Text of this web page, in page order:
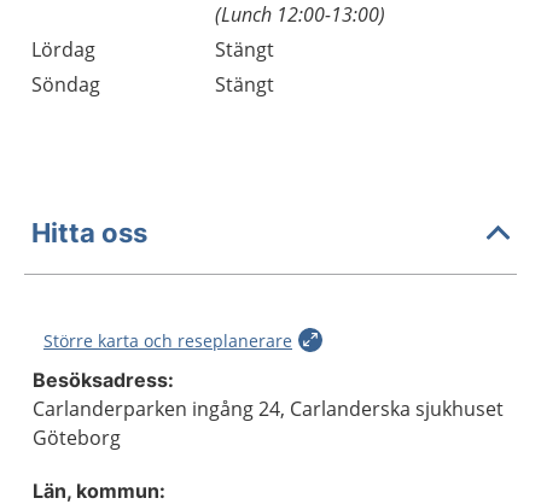
(Lunch 12:00-13:00)
Lördag
Stängt
Söndag
Stängt
Hitta oss
Större karta och reseplanerare
Besöksadress:
Carlanderparken ingång 24, Carlanderska sjukhuset
Göteborg
Län, kommun: